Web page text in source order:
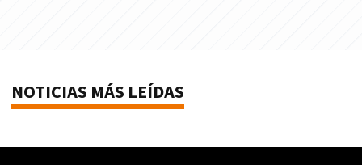
NOTICIAS MÁS LEÍDAS